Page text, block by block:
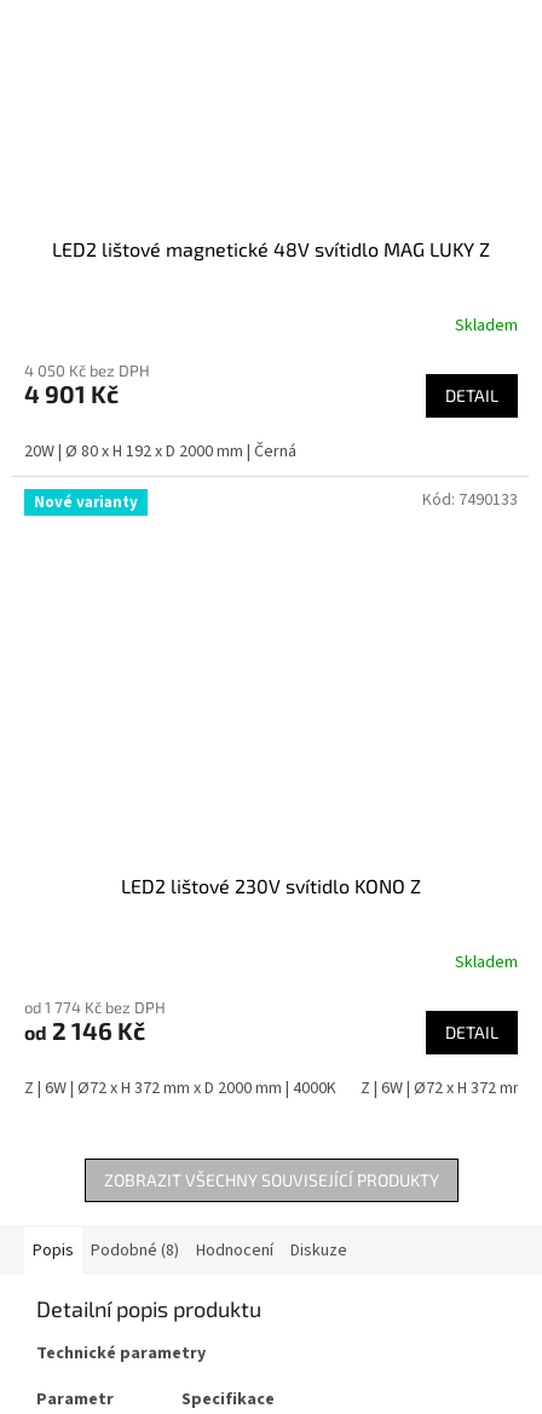
LED2 lištové magnetické 48V svítidlo MAG LUKY Z
Skladem
4 050 Kč bez DPH
4 901 Kč DETAIL
20W | Ø 80 x H 192 x D 2000 mm | Černá
Nové varianty
LED2 lištové 230V svítidlo KONO Z
Skladem
od 1 774 Kč bez DPH
od 2 146 Kč DETAIL
Z | 6W | Ø72 x H 372 mm x D 2000 mm | 4000K Z | 6W | Ø72 x H 372 mm
Kód: 7490133
ZOBRAZIT VŠECHNY SOUVISEJÍCÍ PRODUKTY
Popis Podobné (8) Hodnocení Diskuze
Detailní popis produktu
Technické parametry
Parametr
Specifikace